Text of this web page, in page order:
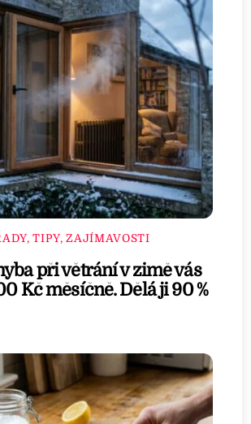
TIPY, ZAJÍMAVOSTI
při větrání v zimě vás
Kč měsíčně. Dělá ji 90 %